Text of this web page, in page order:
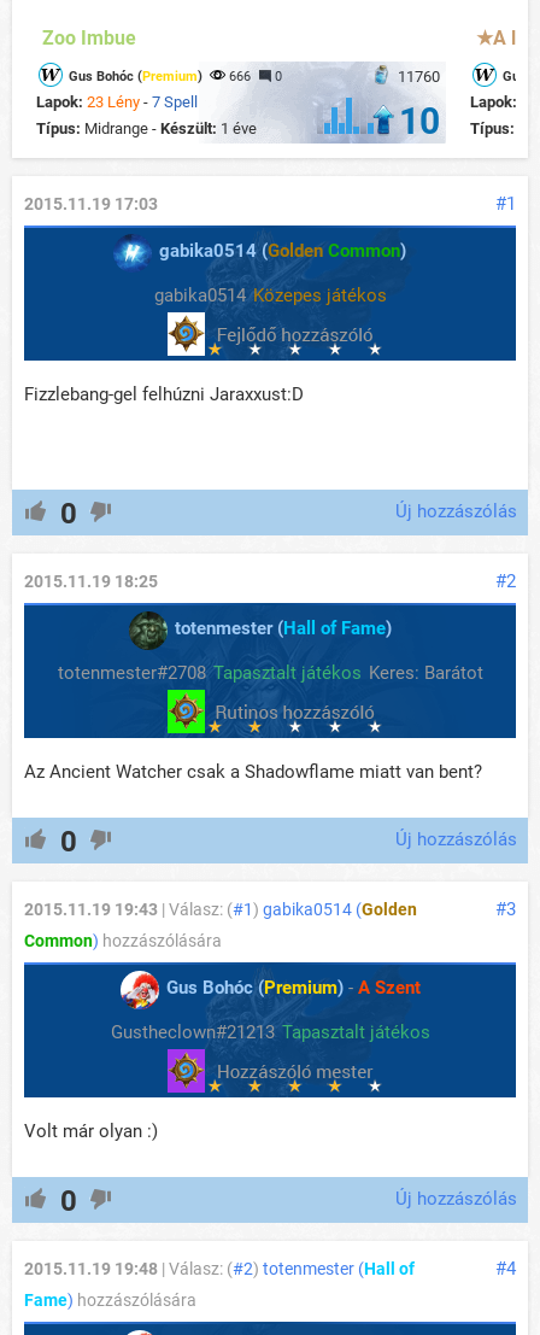
Zoo Imbue
11760
Gus Bohóc (Premium) 666 0
Lapok: 23 Lény - 7 Spell
Típus: Midrange - Készült: 1 éve 10
★A
Gus
Lapok:
Típus:
#1
2015.11.19 17:03
gabika0514 (Golden Common)
gabika0514 Közepes játékos
Fizzlebang-gel felhúzni Jaraxxust:D
0 Új hozzászólás
#2
2015.11.19 18:25
totenmester (Hall of Fame)
totenmester#2708 Tapasztalt játékos Keres: Barátot
Az Ancient Watcher csak a Shadowflame miatt van bent?
0 Új hozzászólás
#3
2015.11.19 19:43 | Válasz: (#1) gabika0514 (Golden
Common) hozzászólására
Gus Bohóc (Premium)- A Szent
Gustheclown#21213 Tapasztalt játékos
Volt már olyan :)
0 Új hozzászólás
#4
2015.11.19 19:48 | Válasz: (#2) totenmester (Hall of
Fame) hozzászólására